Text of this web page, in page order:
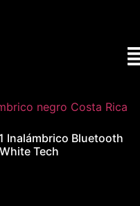
Inalámbrico Bluetooth
Tech